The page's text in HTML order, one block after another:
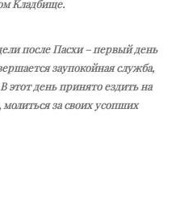
Кладбище.
после Пасхи – первый день
заупокойная служба,
этот день принято ездить на
за своих усопших